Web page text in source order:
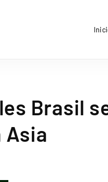
Brasil